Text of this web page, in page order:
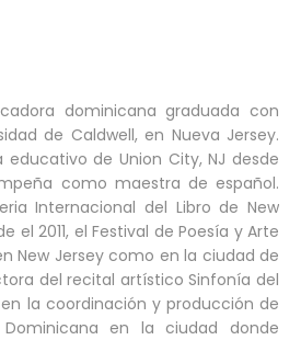
dominicana graduada con
de Caldwell, en Nueva Jersey.
de Union City, NJ desde
como maestra de español.
Internacional del Libro de New
el 2011, el Festival de Poesía y Arte
New Jersey como en la ciudad de
del recital artístico Sinfonía del
la coordinación y producción de
en la ciudad donde